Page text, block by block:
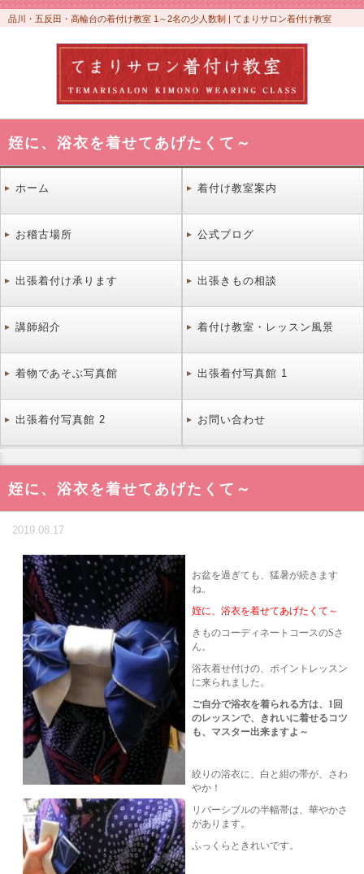
品川・五反田・高輪台の着付け教室 1～2名の少人数制 | てまりサロン着付け教室
姪に、浴衣を着せてあげたくて～
ホーム 着付け教室案内
お稽古場所 公式ブログ
出張着付け承ります 出張きもの相談
講師紹介 着付け教室・レッスン風景
着物であそぶ写真館 出張着付写真館 1
出張着付写真館 2 お問い合わせ
姪に、浴衣を着せてあげたくて～
2019.08.17
お盆を過ぎても、猛暑が続きます
ね。
姪に、浴衣を着せてあげたくて～
きものコーディネートコースのSさ
ん。
浴衣着せ付けの、ポイントレッスン
に来られました。
ご自分で浴衣を着られる方は、1回
のレッスンで、きれいに着せるコツ
も、マスター出来ますよ～
絞りの浴衣に、白と紺の帯が、さわ
やか！
リバーシブルの半幅帯は、華やかさ
があります。
ふっくらときれいです。